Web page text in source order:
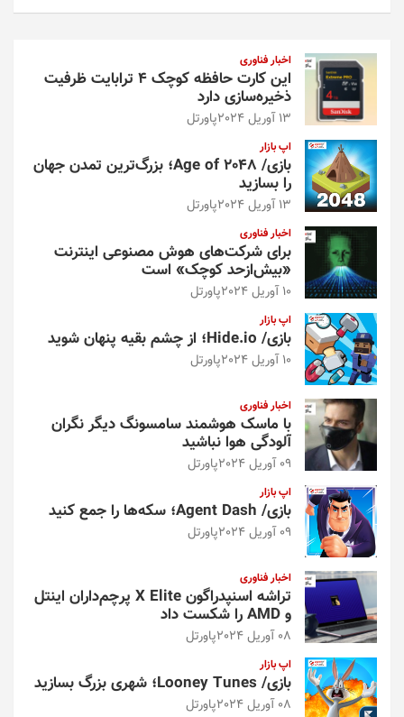
اخبار فناوری
این کارت حافظه کوچک ۴ ترابایت ظرفیت
ذخیره‌سازی دارد
13 آوریل 2024 پاورتل
اپ بازار
بازی/ Age of 2048؛ بزرگ‌ترین تمدن جهان
را بسازید
13 آوریل 2024 پاورتل
اخبار فناوری
برای شرکت‌های هوش مصنوعی اینترنت
«بیش‌از‌حد کوچک» است
10 آوریل 2024 پاورتل
اپ بازار
بازی/ Hide.io؛ از چشم بقیه پنهان شوید
10 آوریل 2024 پاورتل
اخبار فناوری
با ماسک هوشمند سامسونگ دیگر نگران
آلودگی هوا نباشید
09 آوریل 2024 پاورتل
اپ بازار
بازی/ Agent Dash؛ سکه‌ها را جمع کنید
09 آوریل 2024 پاورتل
اخبار فناوری
تراشه اسنپدراگون X Elite پرچم‌داران اینتل
و AMD را شکست داد
08 آوریل 2024 پاورتل
اپ بازار
بازی/ Looney Tunes؛ شهری بزرگ بسازید
08 آوریل 2024 پاورتل